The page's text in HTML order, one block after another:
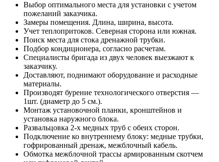
Выбор оптимального места для установки с учетом
пожеланий заказчика.
Замеры помещения. Длина, ширина, высота.
Учет теплопритоков. Северная сторона или южная.
Поиск места для стока дренажной трубки.
Подбор кондиционера, согласно расчетам.
Специалисты бригада из двух человек выезжают к
заказчику.
Доставляют, поднимают оборудование и расходные
материалы.
Производят бурение технологического отверстия —
1шт. (диаметр до 5 см.).
Монтаж установочной планки, кронштейнов и
установка наружного блока.
Развальцовка 2-х медных труб с обеих сторон.
Подключение ко внутреннему блоку: медные трубки,
гофрированный дренаж, межблочный кабель.
Обмотка межблочной трассы армированным скотчем